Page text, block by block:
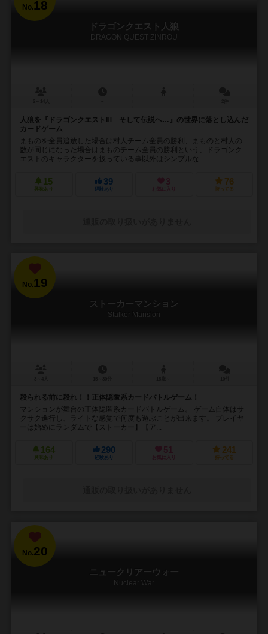
No.18
ドラゴンクエスト人狼
DRAGON QUEST ZINROU
人狼を『ドラゴンクエストⅢ そして伝説へ…』の世界に落とし込んだ
カードゲーム
まものを全員追放した場合は村人チーム全員の勝利、まものと村人の
数が同じになった場合はまものチーム全員の勝利という、ドラゴンク
エストのキャラクターを扱っている事以外はシンプルな...
15
興味あり
39
経験あり
3
お気に入り
76
持ってる
No.19
ストーカーマンション
Stalker Mansion
殺られる前に殺れ！！正体隠匿系カードバトルゲーム！
マンションが舞台の正体隠匿系カードバトルゲーム。 ゲーム自体はサ
クサク進行し、ライトな感覚で何度も遊ぶことが出来ます。 プレイヤ
ーは始めにランダムで【ストーカー】【ア...
164
興味あり
290
経験あり
51
お気に入り
241
持ってる
No.20
ニュークリアーウォー
Nuclear War